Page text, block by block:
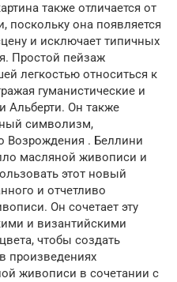
также отличается от
поскольку она появляется
и исключает типичных
Простой пейзаж
легкостью относиться к
гуманистические и
Альберти. Он также
символизм,
Возрождения . Беллини
масляной живописи и
этот новый
и отчетливо
Он сочетает эту
и византийскими
чтобы создать
произведениях
живописи в сочетании с